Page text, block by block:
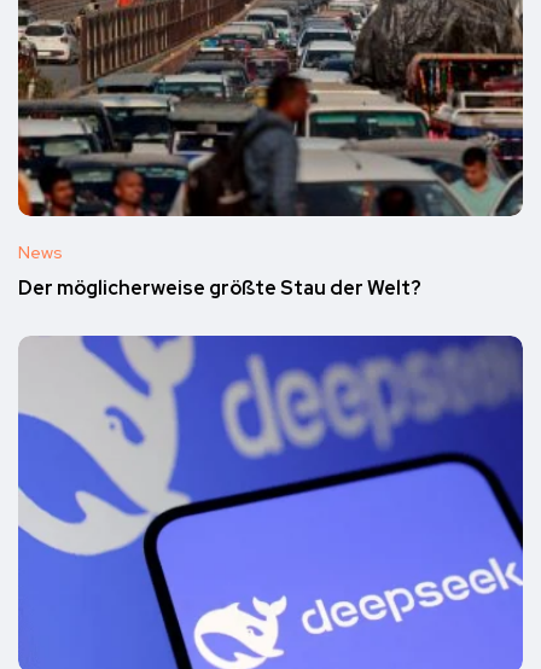
News
Der möglicherweise größte Stau der Welt?